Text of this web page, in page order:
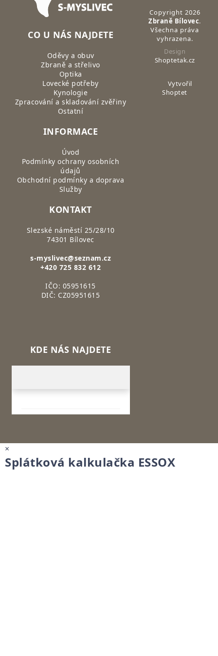
CO U NÁS NAJDETE
Oděvy a obuv
Zbraně a střelivo
Optika
Lovecké potřeby
Kynologie
Zpracování a skladování zvěřiny
Ostatní
INFORMACE
Úvod
Podmínky ochrany osobních
údajů
Obchodní podmínky a doprava
Služby
KONTAKT
Slezské náměstí 25/28/10
74301 Bílovec
s-myslivec@seznam.cz
+420 725 832 612
IČO: 05951615
DIČ: CZ05951615
KDE NÁS NAJDETE
Copyright 2026
Zbraně Bílovec.
Všechna práva
vyhrazena.
Design
Shoptetak.cz
Vytvořil
Shoptet
×
Splátková kalkulačka ESSOX